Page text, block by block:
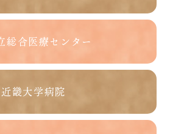
総合医療センター
近畿大学病院